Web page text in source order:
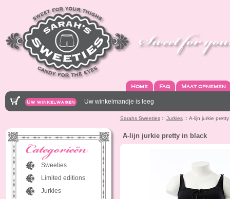
Home Faq Maat opnemen
Uw winkelwagen Uw winkelmandje is leeg
Sarahs Sweeties :: Jurkies :: A-lijn jurkie
Sweeties
Limited editions
Jurkies
A-lijn jurkie pretty in black